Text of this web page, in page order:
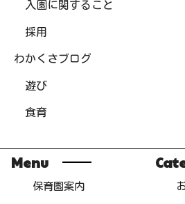
入園に関すること
採用
わかくさブログ
遊び
食育
Menu
保育園案内